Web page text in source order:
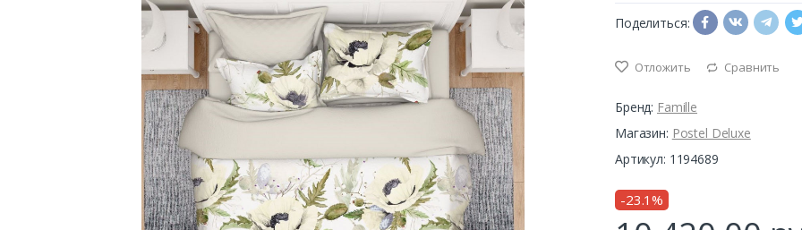
Поделиться:
Отложить Сравнить
Бренд: Famille
Магазин: Postel Deluxe
Артикул: 1194689
-23.1%